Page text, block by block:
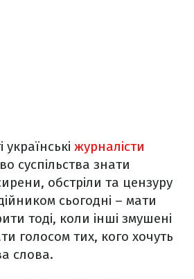
українські журналісти
суспільства знати
обстріли та цензуру
сьогодні – мати
тоді, коли інші змушені
голосом тих, кого хочуть
слова.